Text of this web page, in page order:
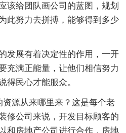
该给团队画公司的蓝图，规划
此努力去拼搏，能够得到多少
发展有着决定性的作用，一开
充满正能量，让他们相信努力
得民心才能服众。
源从来哪里来？这是每个老
修公司来说，开发目标顾客的
和房地产公司进行合作，房地